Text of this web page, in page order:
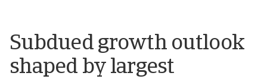
Subdued growth outlook
shaped by largest